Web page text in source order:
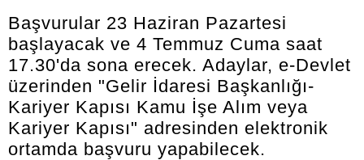
Başvurular 23 Haziran Pazartesi
başlayacak ve 4 Temmuz Cuma saat
17.30'da sona erecek. Adaylar, e-Devlet
üzerinden "Gelir İdaresi Başkanlığı-
Kariyer Kapısı Kamu İşe Alım veya
Kariyer Kapısı" adresinden elektronik
ortamda başvuru yapabilecek.